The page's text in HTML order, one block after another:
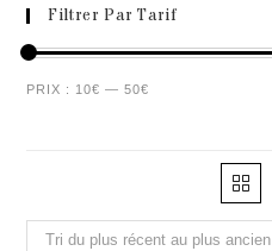
Filtrer Par Tarif
Prix
Prix
PRIX : 10€ —50€
Tri du plus récent au plus ancien